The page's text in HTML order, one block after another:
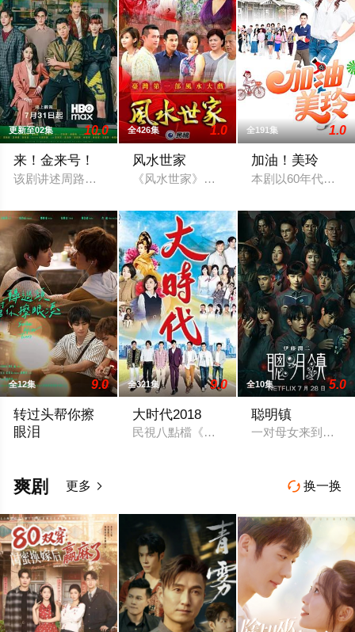
更新至02集 10.0
来！金来号！
该剧讲述周路勇（周兴哲 饰）一边努力寻找父亲死亡真相，一
全426集 1.0
风水世家
《风水世家》（英文：Feng Shui Family
全191集 1.0
加油！美玲
本剧以60年代为时
全12集 9.0
转过头帮你擦
眼泪
全321集 9.0
大时代2018
民視八點檔《幸福來了》3日晚大結局，
全10集 5.0
聪明镇
一对母女来到以高
 换一换
爽剧 更多 